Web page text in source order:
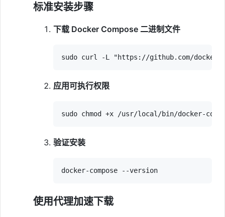
标准安装步骤
下载 Docker Compose 二进制文件
应用可执行权限
验证安装
使用代理加速下载